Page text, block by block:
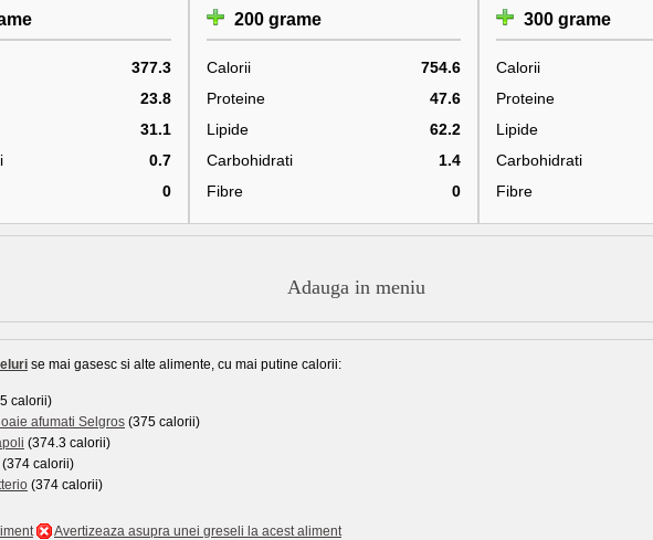
377.3
23.8
31.1
0.7
0
200 grame
Calorii
754.6
Proteine
47.6
Lipide
62.2
Carbohidrati
1.4
Fibre
0
300 grame
Calorii
Proteine
Lipide
Carbohidrati
Fibre
Adauga in meniu
se mai gasesc si alte alimente, cu mai putine calorii:
calorii)
afumati Selgros (375 calorii)
(374.3 calorii)
(374 calorii)
(374 calorii)
Avertizeaza asupra unei greseli la acest aliment